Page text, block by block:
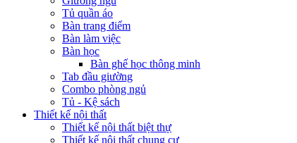
Tủ quần áo
Bàn trang điểm
Bàn làm việc
Bàn học
Bàn ghế học thông minh
Tab đầu giường
Combo phòng ngủ
Tủ - Kệ sách
Thiết kế nội thất
Thiết kế nội thất biệt thự
Thiết kế nội thất chung cư